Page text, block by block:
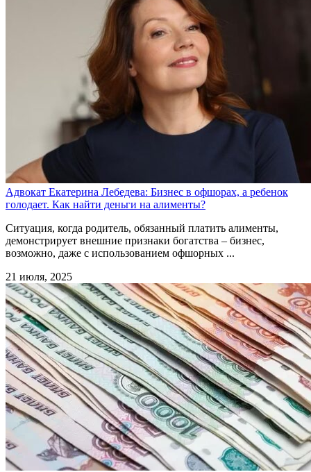
Адвокат Екатерина Лебедева: Бизнес в офшорах, а ребенок
голодает. Как найти деньги на алименты?
Ситуация, когда родитель, обязанный платить алименты,
демонстрирует внешние признаки богатства – бизнес,
возможно, даже с использованием офшорных ...
21 июля, 2025